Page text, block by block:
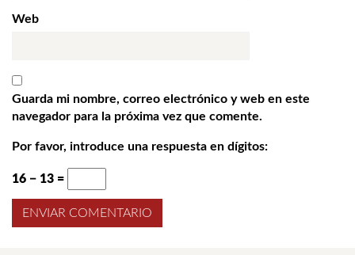
Web
Guarda mi nombre, correo electrónico y web en este
navegador para la próxima vez que comente.
Por favor, introduce una respuesta en dígitos:
16 − 13 =